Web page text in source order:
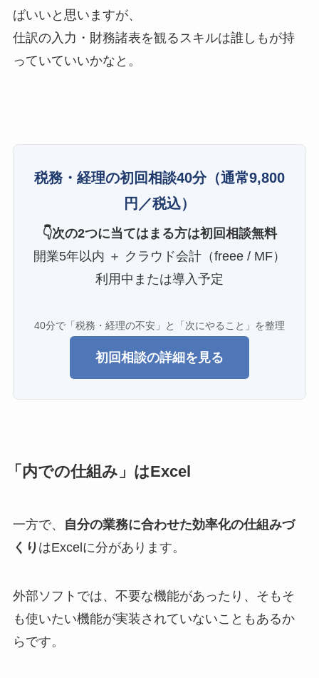
ばいいと思いますが、
仕訳の入力・財務諸表を観るスキルは誰しもが持
っていていいかなと。
税務・経理の初回相談40分（通常9,800
円／税込）
👇次の2つに当てはまる方は初回相談無料
開業5年以内 ＋ クラウド会計（freee / MF）
利用中または導入予定
40分で「税務・経理の不安」と「次にやること」を整理
初回相談の詳細を見る
「内での仕組み」はExcel
一方で、
自分の業務に合わせた効率化の仕組みづ
くり はExcelに分があります。
外部ソフトでは、不要な機能があったり、そもそ
も使いたい機能が実装されていないこともあるか
らです。